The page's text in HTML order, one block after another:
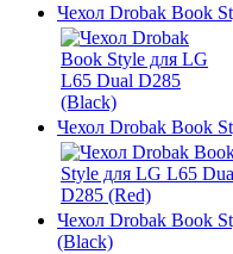
Чехол Drobak Book
Чехол Drobak Book
Чехол Drobak Book
(Black)